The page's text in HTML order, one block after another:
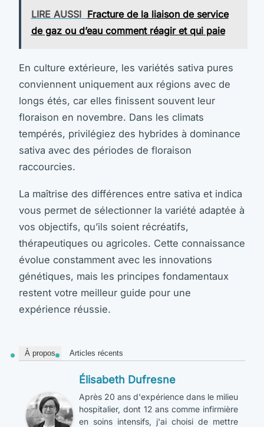
LIRE AUSSI Fracture de la liaison de service
de gaz ou d’eau comment réagir et qui paie
En culture extérieure, les variétés sativa pures
conviennent uniquement aux régions avec de
longs étés, car elles finissent souvent leur
floraison en novembre. Dans les climats
tempérés, privilégiez des hybrides à dominance
sativa avec des périodes de floraison
raccourcies.
La maîtrise des différences entre sativa et indica
vous permet de sélectionner la variété adaptée à
vos objectifs, qu’ils soient récréatifs,
thérapeutiques ou agricoles. Cette connaissance
évolue constamment avec les innovations
génétiques, mais les principes fondamentaux
restent votre meilleur guide pour une
expérience réussie.
À propos Articles récents
Élisabeth Dufresne
Après 20 ans d'expérience dans le milieu
hospitalier, dont 12 ans comme infirmière
en soins intensifs, j'ai choisi de mettre